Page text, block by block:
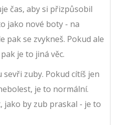
čas, aby si přizpůsobil
jako nové boty - na
pak se zvykneš. Pokud ale
je to jiná věc.
zuby. Pokud cítíš jen
je to normální.
jako by zub praskal - je to